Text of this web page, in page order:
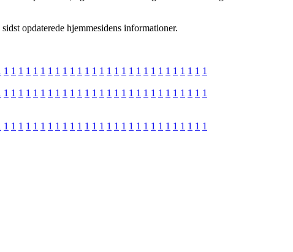
opdaterede hjemmesidens informationer.
1 1 1 1 1 1 1 1 1 1 1 1 1 1 1 1 1 1 1 1 1 1 1 1 1 1 1 1
1 1 1 1 1 1 1 1 1 1 1 1 1 1 1 1 1 1 1 1 1 1 1 1 1 1 1 1
1 1 1 1 1 1 1 1 1 1 1 1 1 1 1 1 1 1 1 1 1 1 1 1 1 1 1 1